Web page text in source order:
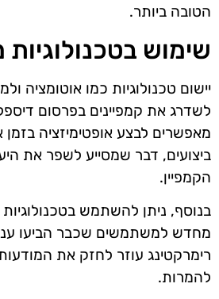
הטובה ביותר.
שימוש
יישום טכנולוגיות כמו אוטומציה
לשדרג את קמפיינים בפרסום
מאפשרים לבצע אופטימיזציה
ביצועים, דבר שמסייע לשפר את
הקמפיין.
בנוסף, ניתן להשתמש בטכנולוגיות
מחדש למשתמשים שכבר הביעו
רימרקטינג עוזר לחזק את
להמרות.